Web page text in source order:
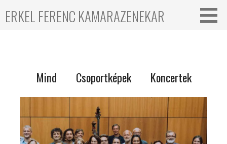
ERKEL FERENC KAMARAZENEKAR
Mind Csoportképek Koncertek